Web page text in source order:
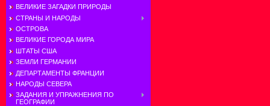
ВЕЛИКИЕ ЗАГАДКИ ПРИРОДЫ
СТРАНЫ И НАРОДЫ
ОСТРОВА
ВЕЛИКИЕ ГОРОДА МИРА
ШТАТЫ США
ЗЕМЛИ ГЕРМАНИИ
ДЕПАРТАМЕНТЫ ФРАНЦИИ
НАРОДЫ СЕВЕРА
ЗАДАНИЯ И УПРАЖНЕНИЯ ПО
ГЕОГРАФИИ